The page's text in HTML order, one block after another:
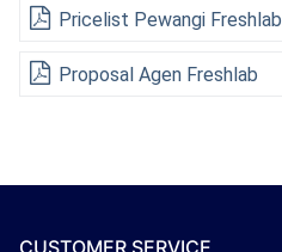
Pricelist Pewangi Freshlab
Proposal Agen Freshlab
CUSTOMER SERVICE